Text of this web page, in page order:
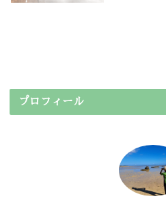
プロフィール